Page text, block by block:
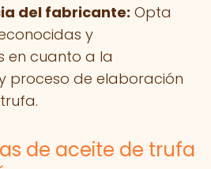
del fabricante: Opta
y
en cuanto a la
proceso de elaboración
de aceite de trufa